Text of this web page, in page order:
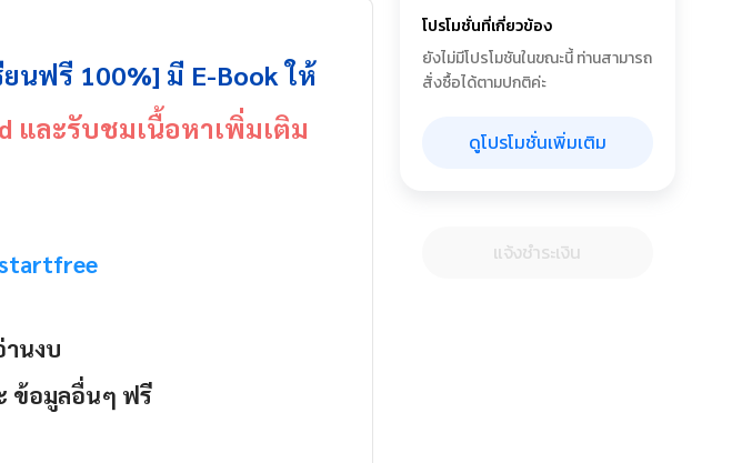
นฟรี 100%] มี E-Book ให้
และรับชมเนื้อหาเพิ่มเติม
านงบ
ข้อมูลอื่นๆ ฟรี
โปรโมชั่นที่เกี่ยวข้อง
ยังไม่มีโปรโมชันในขณะนี้ ท่านสามารถ
สั่งซื้อได้ตามปกติค่ะ
ดูโปรโมชั่นเพิ่มเติม
แจ้งชำระเงิน